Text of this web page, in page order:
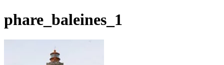
phare_baleines_1